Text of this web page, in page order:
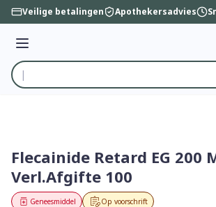
Ga naar de inhoud
Veilige betalingen Apothekersadvies
Menu
Product, merk, categorie...
Flecainide Retard EG 200
Verl.Afgifte 100
Op voorschrift
Geneesmiddel